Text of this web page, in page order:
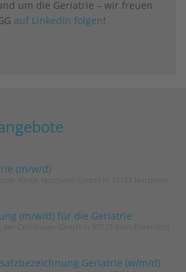
um die Geriatrie – wir freuen
auf LinkedIn folgen!
(m/w/d)
(m/w/d) für die Geriatrie
Geriatrie (w/m/d)